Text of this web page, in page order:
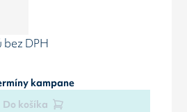
bez DPH
kampane
Do košíka